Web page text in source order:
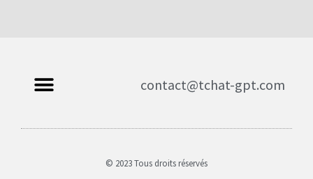
contact@tchat-gpt.com
© 2023 Tous droits réservés